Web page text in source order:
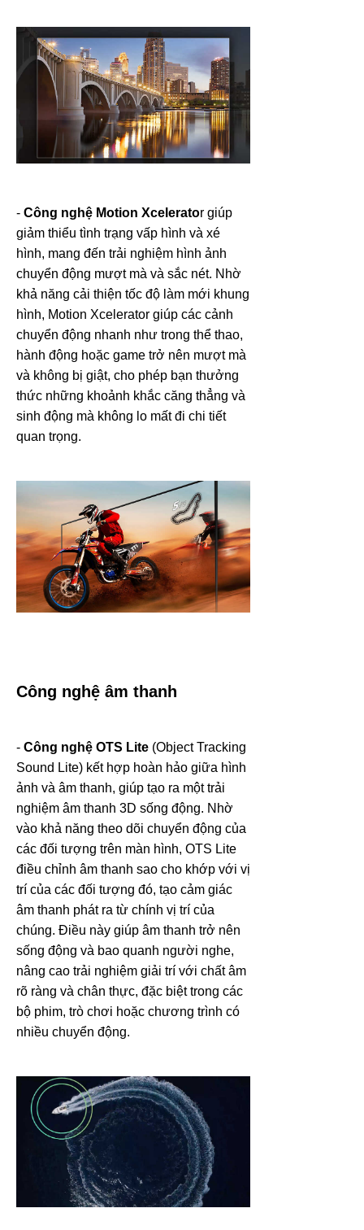
- Công nghệ Motion Xcelerator giúp
giảm thiểu tình trạng vấp hình và xé
hình, mang đến trải nghiệm hình ảnh
chuyển động mượt mà và sắc nét. Nhờ
khả năng cải thiện tốc độ làm mới khung
hình, Motion Xcelerator giúp các cảnh
chuyển động nhanh như trong thể thao,
hành động hoặc game trở nên mượt mà
và không bị giật, cho phép bạn thưởng
thức những khoảnh khắc căng thẳng và
sinh động mà không lo mất đi chi tiết
quan trọng.
Công nghệ âm thanh
- Công nghệ OTS Lite (Object Tracking
Sound Lite) kết hợp hoàn hảo giữa hình
ảnh và âm thanh, giúp tạo ra một trải
nghiệm âm thanh 3D sống động. Nhờ
vào khả năng theo dõi chuyển động của
các đối tượng trên màn hình, OTS Lite
điều chỉnh âm thanh sao cho khớp với vị
trí của các đối tượng đó, tạo cảm giác
âm thanh phát ra từ chính vị trí của
chúng. Điều này giúp âm thanh trở nên
sống động và bao quanh người nghe,
nâng cao trải nghiệm giải trí với chất âm
rõ ràng và chân thực, đặc biệt trong các
bộ phim, trò chơi hoặc chương trình có
nhiều chuyển động.